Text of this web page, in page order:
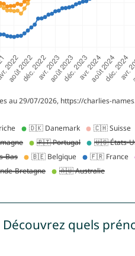
Découvrez quels